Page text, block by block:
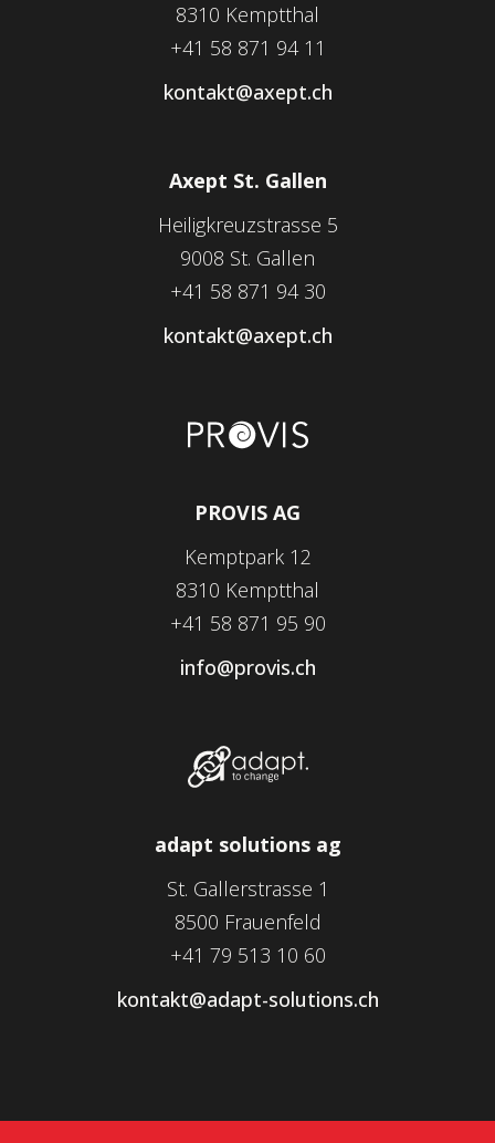
8310 Kemptthal
+41 58 871 94 11
kontakt@axept.ch
Axept St. Gallen
Heiligkreuzstrasse 5
9008 St. Gallen
+41 58 871 94 30
kontakt@axept.ch
PROVIS AG
Kemptpark 12
8310 Kemptthal
+41 58 871 95 90
info@provis.ch
adapt solutions ag
St. Gallerstrasse 1
8500 Frauenfeld
+41 79 513 10 60
kontakt@adapt-solutions.ch